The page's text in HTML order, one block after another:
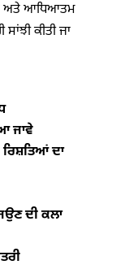
ਅਤੇ ਆਧਿਆਤਮ
ਕੀਤੀ ਜਾ
ਜਾਵੇ
ਦਾ
ਦੀ ਕਲਾ